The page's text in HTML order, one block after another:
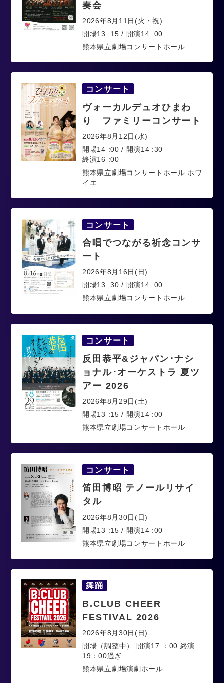
奏会
2026年8月11日(火・祝)
開場13 :15 / 開演14 :00
熊本県立劇場コンサートホール
コンサート
ヴォーカルデュオひまわ
り ファミリーコンサート
2026年8月12日(水)
開場14 :00 / 開演14 :30
終演16 :00
熊本県立劇場コンサートホール ホワ
イエ
コンサート
合唱でつながる祈念コンサ
ート
2026年8月16日(日)
開場13 :30 / 開演14 :00
熊本県立劇場コンサートホール
コンサート
反田恭平&ジャパン･ナシ
ョナル･オーケストラ 夏ツ
アー 2026
2026年8月29日(土)
開場13 :15 / 開演14 :00
熊本県立劇場コンサートホール
コンサート
笛田博昭 テノールリサイ
タル
2026年8月30日(日)
開場13 :15 / 開演14 :00
熊本県立劇場コンサートホール
舞踊
B.CLUB CHEER
FESTIVAL 2026
2026年8月30日(日)
開場（調整中） 開演17 ：00 終演
19：00過ぎ
熊本県立劇場演劇ホール